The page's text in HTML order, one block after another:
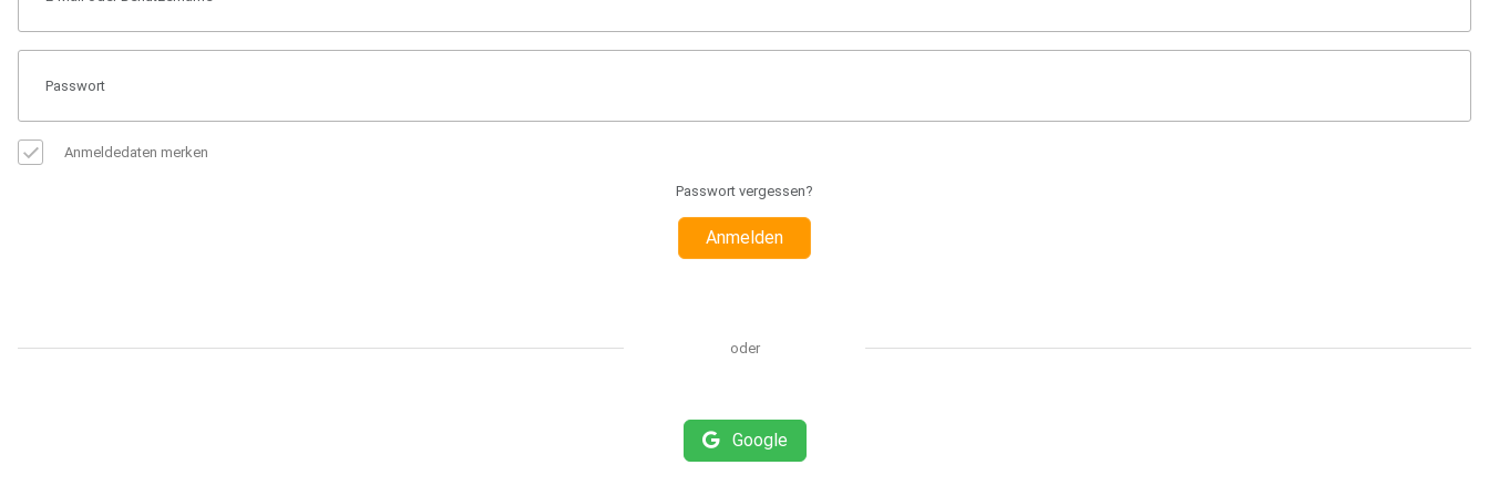
Anmeldedaten merken
Passwort vergessen?
Anmelden
oder
Google